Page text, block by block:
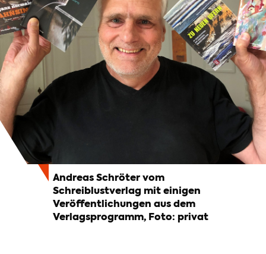
Andreas Schröter vom
Schreiblustverlag mit einigen
Veröffentlichungen aus dem
Verlagsprogramm, Foto: privat